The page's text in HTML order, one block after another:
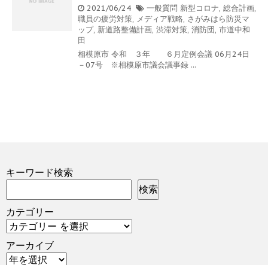
2021/06/24 一般質問 新型コロナ, 総合計画,
職員の疲労対策, メディア戦略, さがみはら防災マ
ップ, 新道路整備計画, 渋滞対策, 消防団, 市道中和
田
相模原市 令和 ３年 ６月定例会議 06月24日
－07号 ※相模原市議会議事録 ...
キーワード検索
検索
カテゴリー
アーカイブ